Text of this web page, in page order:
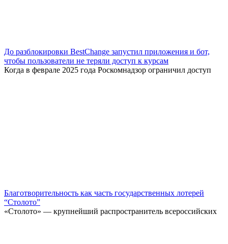
До разблокировки BestChange запустил приложения и бот,
чтобы пользователи не теряли доступ к курсам
Когда в феврале 2025 года Роскомнадзор ограничил доступ
Благотворительность как часть государственных лотерей
“Столото”
«Столото» — крупнейший распространитель всероссийских